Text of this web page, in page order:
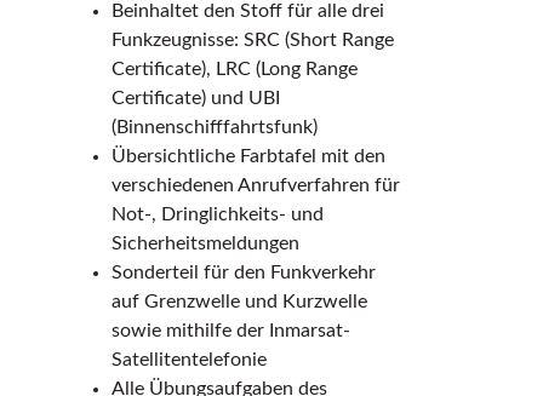
Beinhaltet den Stoff für alle drei
Funkzeugnisse: SRC (Short Range
Certificate), LRC (Long Range
Certificate) und UBI
(Binnenschifffahrtsfunk)
Übersichtliche Farbtafel mit den
verschiedenen Anrufverfahren für
Not-, Dringlichkeits- und
Sicherheitsmeldungen
Sonderteil für den Funkverkehr
auf Grenzwelle und Kurzwelle
sowie mithilfe der Inmarsat-
Satellitentelefonie
Alle Übungsaufgaben des